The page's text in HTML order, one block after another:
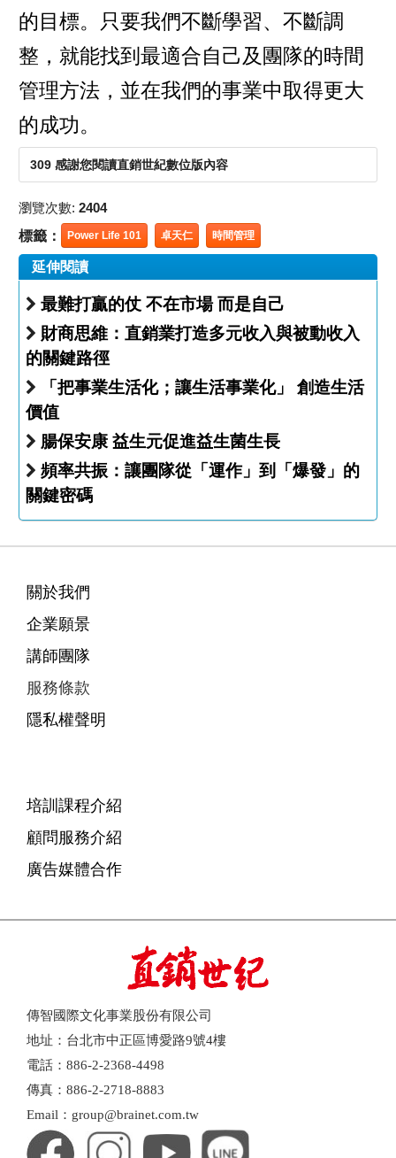
的目標。只要我們不斷學習、不斷調
整，就能找到最適合自己及團隊的時間
管理方法，並在我們的事業中取得更大
的成功。
309 感謝您閱讀直銷世紀數位版內容
瀏覽次數: 2404
標籤： Power Life 101 卓天仁 時間管理
延伸閱讀
最難打贏的仗 不在市場 而是自己
財商思維：直銷業打造多元收入與被動收入
的關鍵路徑
「把事業生活化；讓生活事業化」 創造生活
價值
腸保安康 益生元促進益生菌生長
頻率共振：讓團隊從「運作」到「爆發」的
關鍵密碼
關於我們
企業願景
講師團隊
服務條款
隱私權聲明
培訓課程介紹
顧問服務介紹
廣告媒體合作
傳智國際文化事業股份有限公司
地址：台北市中正區博愛路9號4樓
電話：886-2-2368-4498
傳真：886-2-2718-8883
Email：group@brainet.com.tw